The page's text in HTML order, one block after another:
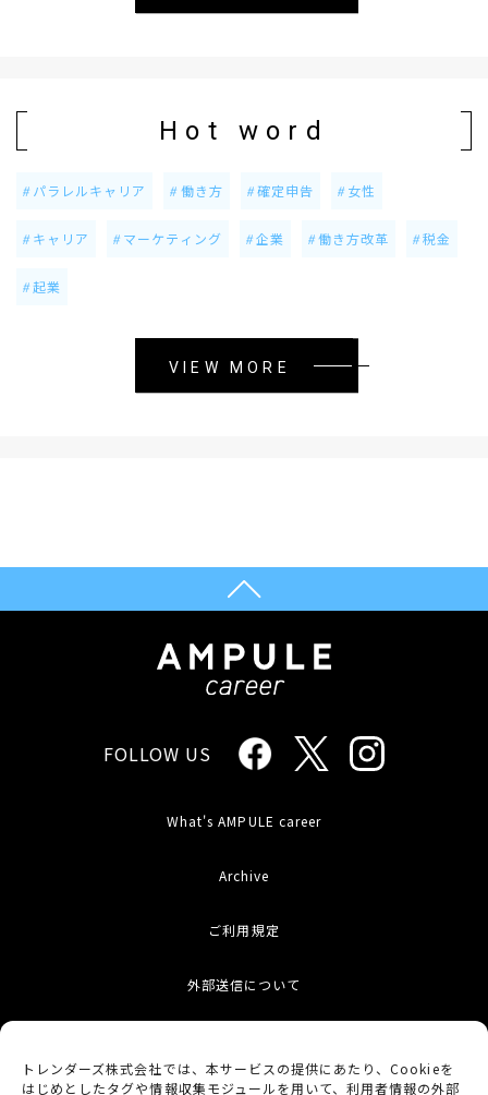
トレンダーズ株式会社では、本サービスの提供にあたり、Cookieを
はじめとしたタグや情報収集モジュールを用いて、利用者情報の外部
Hot word
パラレルキャリア 働き方 確定申告 女性
キャリア マーケティング 企業 働き方改革 税金
起業
VIEW MORE
FOLLOW US
What's AMPULE career
Archive
ご利用規定
外部送信について